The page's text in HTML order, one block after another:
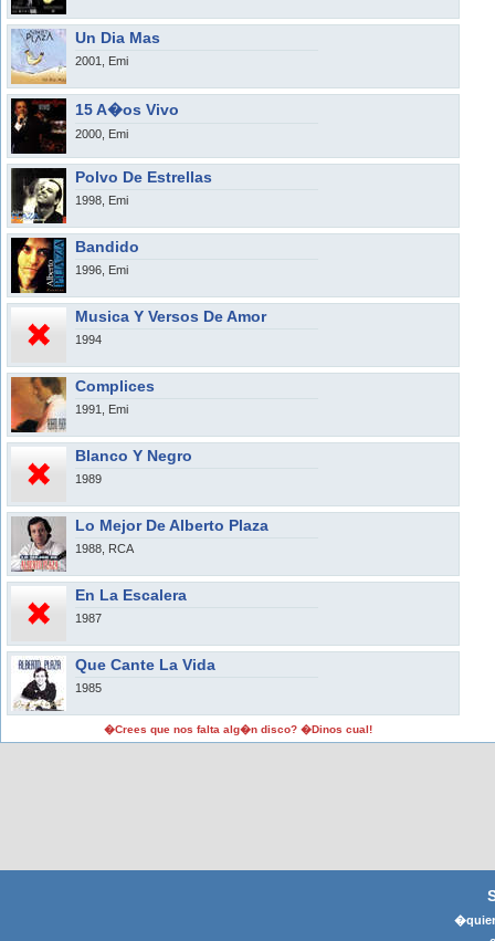
Un Dia Mas
2001, Emi
15 A�os Vivo
2000, Emi
Polvo De Estrellas
1998, Emi
Bandido
1996, Emi
Musica Y Versos De Amor
1994
Complices
1991, Emi
Blanco Y Negro
1989
Lo Mejor De Alberto Plaza
1988, RCA
En La Escalera
1987
Que Cante La Vida
1985
�Crees que nos falta alg�n disco? �Dinos cual!